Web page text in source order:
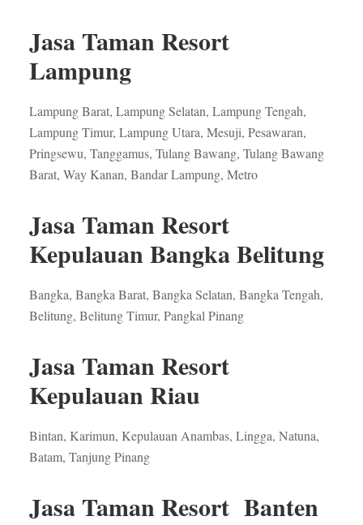
Jasa Taman Resort
Lampung
Lampung Barat, Lampung Selatan, Lampung Tengah,
Lampung Timur, Lampung Utara, Mesuji, Pesawaran,
Pringsewu, Tanggamus, Tulang Bawang, Tulang Bawang
Barat, Way Kanan, Bandar Lampung, Metro
Jasa Taman Resort
Kepulauan Bangka Belitung
Bangka, Bangka Barat, Bangka Selatan, Bangka Tengah,
Belitung, Belitung Timur, Pangkal Pinang
Jasa Taman Resort
Kepulauan Riau
Bintan, Karimun, Kepulauan Anambas, Lingga, Natuna,
Batam, Tanjung Pinang
Jasa Taman Resort Banten